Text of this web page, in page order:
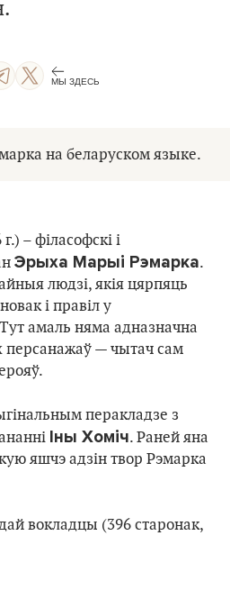
МЫ ЗДЕСЬ
– філасофскі і
Эрыха Марыі Рэмарка.
людзі, якія цярпяць
і правіл у
амаль няма адназначна
персанажаў — чытач сам
перакладзе з
Іны Хоміч. Раней яна
яшчэ адзін твор Рэмарка
вокладцы (396 старонак,